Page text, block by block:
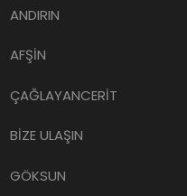
ANDIRIN
AFŞİN
ÇAĞLAYANCERİT
BİZE ULAŞIN
GÖKSUN